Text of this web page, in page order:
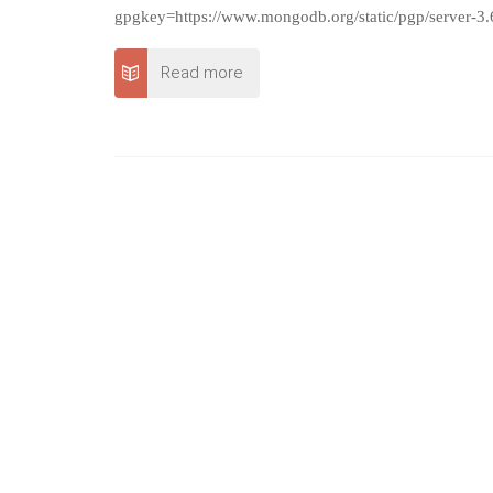
gpgkey=https://www.mongodb.org/static/pgp/
Read more